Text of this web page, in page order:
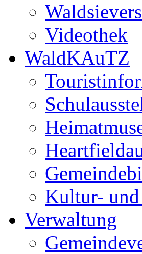
Videothek
WaldKAuTZ
Kultur-
Verwaltung